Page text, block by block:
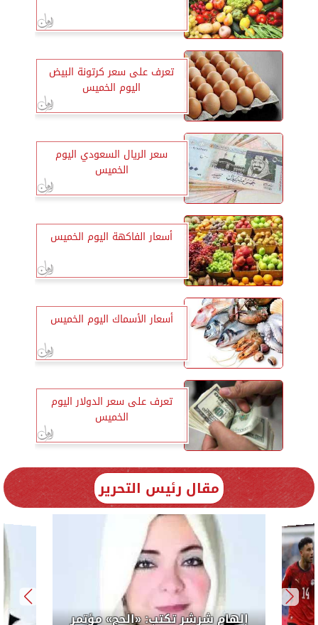
تعرف على سعر كرتونة البيض
اليوم الخميس
سعر الريال السعودي اليوم
الخميس
أسعار الفاكهة اليوم الخميس
أسعار الأسماك اليوم الخميس
تعرف على سعر الدولار اليوم
الخميس
مقال رئيس التحرير